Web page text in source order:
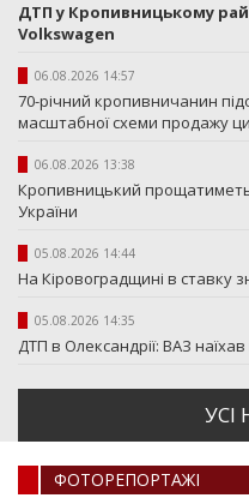
ДТП у Кропивницькому
Volkswagen
06.08.2026 14:57
70-річний кропивничанин
масштабної схеми продажу
06.08.2026 13:38
Кропивницький
України
05.08.2026 14:44
На Кіровоградщині в ставку
05.08.2026 14:35
ДТП в Олександрії: ВАЗ
УСI
ФОТОРЕПОРТАЖI